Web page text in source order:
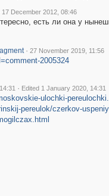
17 December 2012, 08:46
есть ли она у
· 27 November 2019, 11:56
2005324
· Edited 1 January 2020, 14:31
ulochki-
pereulok/czerkov-